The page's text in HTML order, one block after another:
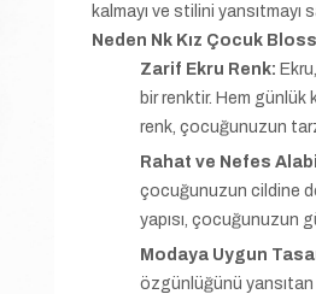
kalmayı ve stilini yansıtmayı
Neden Nk Kız Çocuk
Zarif Ekru Renk:
bir renktir. Hem günlük
renk, çocuğunuzun
Rahat ve Nefes
çocuğunuzun cildine
yapısı, çocuğunuzun
Modaya Uygun
özgünlüğünü yansıtan